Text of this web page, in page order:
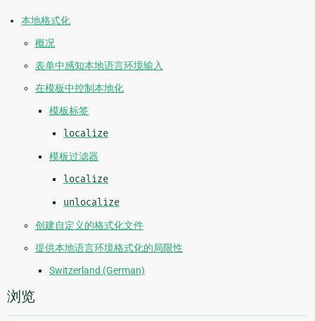
本地格式化
概况
表单中感知本地语言环境输入
在模板中控制本地化
模板标签
localize
模板过滤器
localize
unlocalize
创建自定义的格式化文件
提供本地语言环境格式化的局限性
Switzerland (German)
浏览